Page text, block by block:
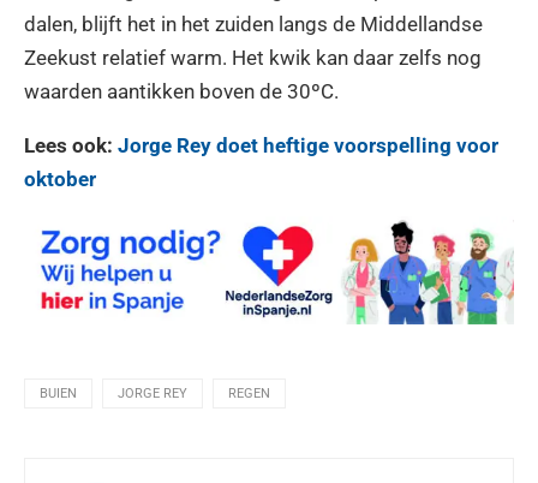
dalen, blijft het in het zuiden langs de Middellandse
Zeekust relatief warm. Het kwik kan daar zelfs nog
waarden aantikken boven de 30ºC.
Lees ook: Jorge Rey doet heftige voorspelling voor
oktober
BUIEN JORGE REY REGEN